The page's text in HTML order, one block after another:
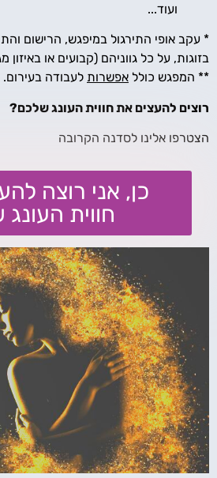
ועוד...
* עקב אופי התירגול במיפגש, הרישום
בזוגות, על כל גווניהם (קבועים או
** המפגש כולל אפשרות לעבודה בעירום.
רוצים להעצים את חווית העונג שלכם?
הצטרפו אלינו לסדנה הקרובה
כן, אני רוצה
חווית העונג